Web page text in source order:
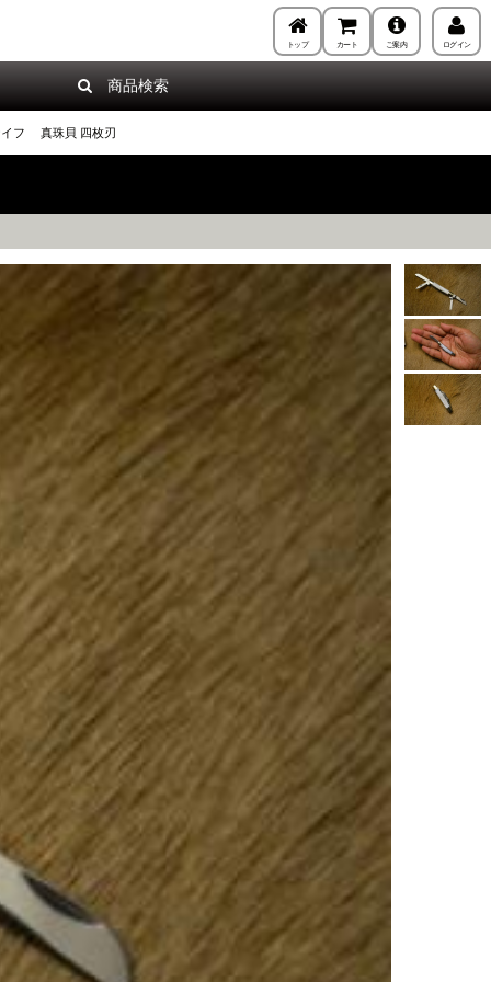
トップ カート ご案内 ログイン
商品検索
イフ 真珠貝 四枚刃